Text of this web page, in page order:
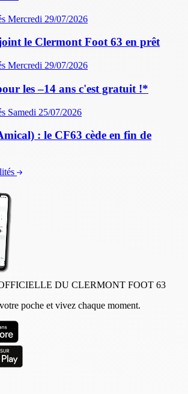
Mercredi 29/07/2026
le Clermont Foot 63 en prêt
Mercredi 29/07/2026
les –14 ans c'est gratuit !*
Samedi 25/07/2026
: le CF63 cède en fin de
DU CLERMONT FOOT 63
poche et vivez chaque moment.